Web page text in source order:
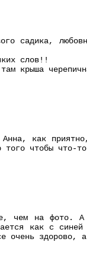
садика,
слов!!
крыша
как
чтобы что-
чем на фото. А
как с
очень здорово,